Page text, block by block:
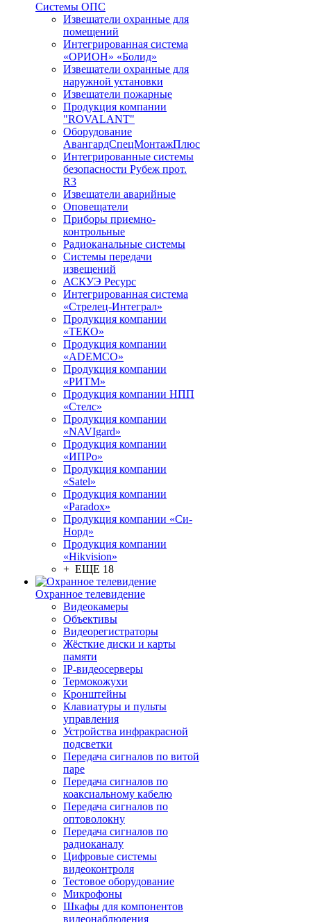
Системы ОПС
Извещатели охранные для
помещений
Интегрированная система
«ОРИОН» «Болид»
Извещатели охранные для
наружной установки
Извещатели пожарные
Продукция компании
"ROVALANT"
Оборудование
АвангардСпецМонтажПлюс
Интегрированные системы
безопасности Рубеж прот.
R3
Извещатели аварийные
Оповещатели
Приборы приемно-
контрольные
Радиоканальные системы
Системы передачи
извещений
АСКУЭ Ресурс
Интегрированная система
«Стрелец-Интеграл»
Продукция компании
«ТЕКО»
Продукция компании
«ADEMCO»
Продукция компании
«РИТМ»
Продукция компании НПП
«Стелс»
Продукция компании
«NAVIgard»
Продукция компании
«ИПРо»
Продукция компании
«Satel»
Продукция компании
«Paradox»
Продукция компании «Си-
Норд»
Продукция компании
«Hikvision»
+ ЕЩЕ 18
Охранное телевидение
Видеокамеры
Объективы
Видеорегистраторы
Жёсткие диски и карты
памяти
IP-видеосерверы
Термокожухи
Кронштейны
Клавиатуры и пульты
управления
Устройства инфракрасной
подсветки
Передача сигналов по витой
паре
Передача сигналов по
коаксиальному кабелю
Передача сигналов по
оптоволокну
Передача сигналов по
радиоканалу
Цифровые системы
видеоконтроля
Тестовое оборудование
Микрофоны
Шкафы для компонентов
видеонаблюдения